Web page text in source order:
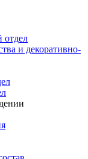
отдел
и декоративно-